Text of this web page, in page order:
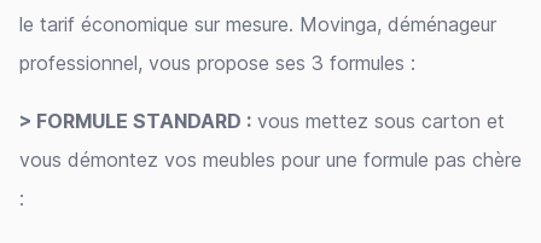
le tarif économique sur mesure. Movinga, déménageur
professionnel, vous propose ses 3 formules :
> FORMULE STANDARD : vous mettez sous carton et
vous démontez vos meubles pour une formule pas chère
: